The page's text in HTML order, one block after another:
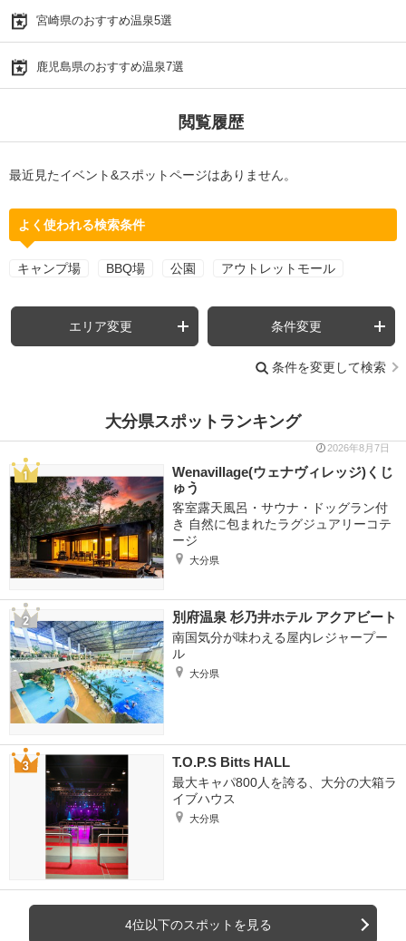
宮崎県のおすすめ温泉5選
鹿児島県のおすすめ温泉7選
閲覧履歴
最近見たイベント&スポットページはありません。
よく使われる検索条件
キャンプ場 BBQ場 公園 アウトレットモール
エリア変更 条件変更
条件を変更して検索
大分県スポットランキング
2026年8月7日
Wenavillage(ウェナヴィレッジ)くじ
ゅう
客室露天風呂・サウナ・ドッグラン付
き 自然に包まれたラグジュアリーコテ
ージ
大分県
別府温泉 杉乃井ホテル アクアビート
南国気分が味わえる屋内レジャープー
ル
大分県
T.O.P.S Bitts HALL
最大キャパ800人を誇る、大分の大箱ラ
イブハウス
大分県
4位以下のスポットを見る